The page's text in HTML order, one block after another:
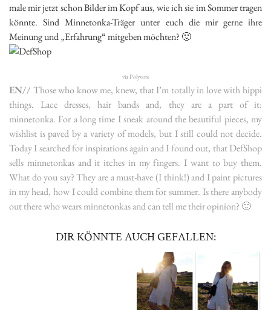
male mir jetzt schon Bilder im Kopf aus, wie ich sie im Sommer tragen
könnte. Sind Minnetonka-Träger unter euch die mir gerne ihre
Meinung und „Erfahrung“ mitgeben möchten? 🙂
via Polyvore
EN// Those who know me, knew, that I’m totally in love with hippi
things. Lace dresses, hair bands and, they are a part of it:
minnetonka. For a long time I sneak around the beautiful pieces, my
wishlist is paved by a variety of models, but I still could not decide.
Today I searched for inspirations again and I found out, that DefShop
sells minnetonkas and it itches in my fingers. I want to buy them.
What do you say? They are a must-have (I think!) and I paint pictures
in my head, how I could combine them for summer. Is there anybody
out there who wears minnetonkas and can tell me their opinion? 🙂
DIR KÖNNTE AUCH GEFALLEN: